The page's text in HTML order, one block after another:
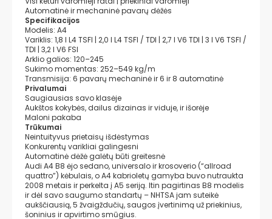
Automatinė ir mechaninė pavarų dėžės
Specifikacijos
Modelis: A4
Variklis: 1,8 l L4 TSFI | 2,0 l L4 TSFI / TDI | 2,7 l V6 TDI | 3 l V6 TSFI /
TDI | 3,2 l V6 FSI
Arklio galios: 120–245
Sukimo momentas: 252–549 kg/m
Transmisija: 6 pavarų mechaninė ir 6 ir 8 automatinė
Privalumai
Saugiausias savo klasėje
Aukštos kokybės, dailus dizainas ir viduje, ir išorėje
Maloni pakaba
Trūkumai
Neintuityvus prietaisų išdėstymas
Konkurentų varikliai galingesni
Automatinė dėžė galėtų būti greitesnė
Audi A4 B8 ėjo sedano, universalo ir krosoverio (“allroad
quattro”) kėbulais, o A4 kabrioletų gamyba buvo nutraukta
2008 metais ir perkelta į A5 seriją. Itin pagirtinas B8 modelis
ir dėl savo saugumo standartų – NHTSA jam suteikė
aukščiausią, 5 žvaigždučių, saugos įvertinimą už priekinius,
šoninius ir apvirtimo smūgius.